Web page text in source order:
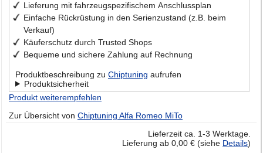
Lieferung mit fahrzeugspezifischem Anschlussplan
Einfache Rückrüstung in den Serienzustand (z.B. beim
Verkauf)
Käuferschutz durch Trusted Shops
Bequeme und sichere Zahlung auf Rechnung
Produktbeschreibung zu Chiptuning aufrufen
Produktsicherheit
Produkt weiterempfehlen
Zur Übersicht von Chiptuning Alfa Romeo MiTo
Lieferzeit ca. 1-3 Werktage.
Lieferung ab 0,00 € (siehe Details)